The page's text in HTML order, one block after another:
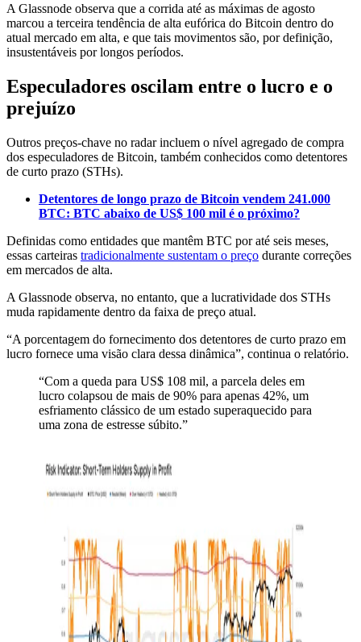
A Glassnode observa que a corrida até as máximas de agosto
marcou a terceira tendência de alta eufórica do Bitcoin dentro do
atual mercado em alta, e que tais movimentos são, por definição,
insustentáveis por longos períodos.
Especuladores oscilam entre o lucro e o
prejuízo
Outros preços-chave no radar incluem o nível agregado de compra
dos especuladores de Bitcoin, também conhecidos como detentores
de curto prazo (STHs).
Detentores de longo prazo de Bitcoin vendem 241.000
BTC: BTC abaixo de US$ 100 mil é o próximo?
Definidas como entidades que mantêm BTC por até seis meses,
essas carteiras tradicionalmente sustentam o preço durante correções
em mercados de alta.
A Glassnode observa, no entanto, que a lucratividade dos STHs
muda rapidamente dentro da faixa de preço atual.
“A porcentagem do fornecimento dos detentores de curto prazo em
lucro fornece uma visão clara dessa dinâmica”, continua o relatório.
“Com a queda para US$ 108 mil, a parcela deles em
lucro colapsou de mais de 90% para apenas 42%, um
esfriamento clássico de um estado superaquecido para
uma zona de estresse súbito.”